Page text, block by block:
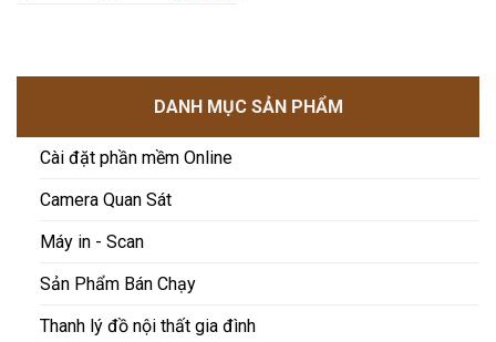
DANH MỤC SẢN PHẨM
Cài đặt phần mềm Online
Camera Quan Sát
Máy in - Scan
Sản Phẩm Bán Chạy
Thanh lý đồ nội thất gia đình